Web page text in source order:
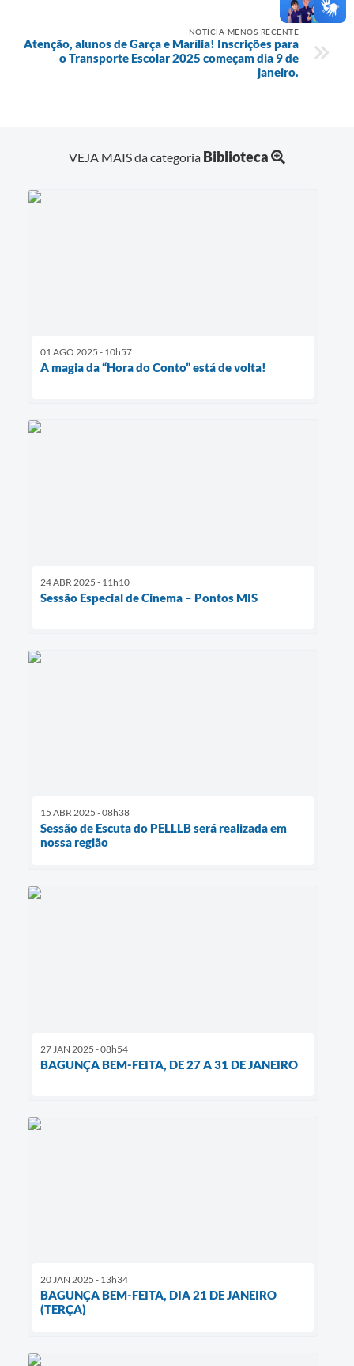
NOTÍCIA MENOS RECENTE
Atenção, alunos de Garça e Marília! Inscrições para
o Transporte Escolar 2025 começam dia 9 de
janeiro.
VEJA MAIS da categoria Biblioteca
01 AGO 2025 - 10h57
A magia da “Hora do Conto” está de volta!
24 ABR 2025 - 11h10
Sessão Especial de Cinema – Pontos MIS
15 ABR 2025 - 08h38
Sessão de Escuta do PELLLB será realizada em
nossa região
27 JAN 2025 - 08h54
BAGUNÇA BEM-FEITA, DE 27 A 31 DE JANEIRO
20 JAN 2025 - 13h34
BAGUNÇA BEM-FEITA, DIA 21 DE JANEIRO
(TERÇA)